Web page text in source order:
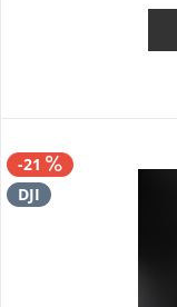
-21
DJI